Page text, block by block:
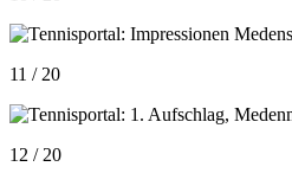
11 / 20
12 / 20